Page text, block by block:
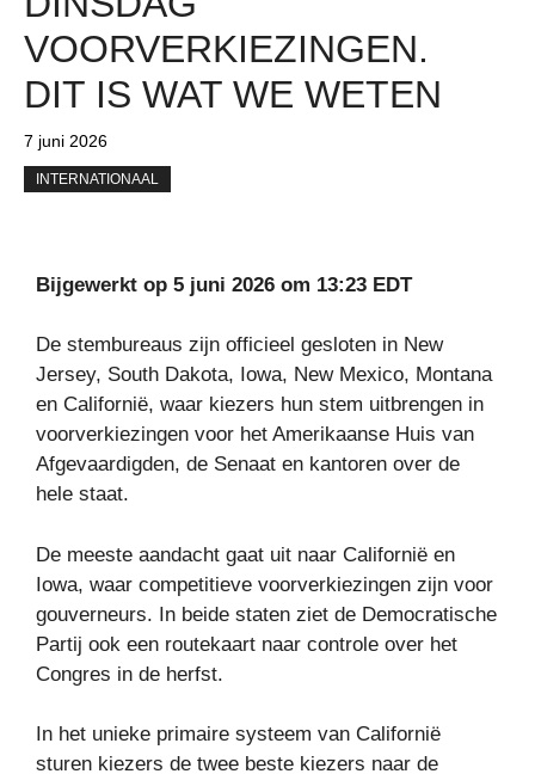
VOORVERKIEZINGEN.
DIT IS WAT WE WETEN
7 juni 2026
INTERNATIONAAL
Bijgewerkt op 5 juni 2026 om 13:23 EDT
De stembureaus zijn officieel gesloten in New
Jersey, South Dakota, Iowa, New Mexico, Montana
en Californië, waar kiezers hun stem uitbrengen in
voorverkiezingen voor het Amerikaanse Huis van
Afgevaardigden, de Senaat en kantoren over de
hele staat.
De meeste aandacht gaat uit naar Californië en
Iowa, waar competitieve voorverkiezingen zijn voor
gouverneurs. In beide staten ziet de Democratische
Partij ook een routekaart naar controle over het
Congres in de herfst.
In het unieke primaire systeem van Californië
sturen kiezers de twee beste kiezers naar de